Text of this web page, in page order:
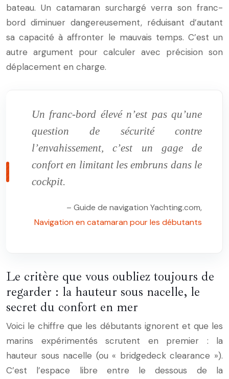
bateau. Un catamaran surchargé verra son franc-
bord diminuer dangereusement, réduisant d’autant
sa capacité à affronter le mauvais temps. C’est un
autre argument pour calculer avec précision son
déplacement en charge.
Un franc-bord élevé n’est pas qu’une
question de sécurité contre
l’envahissement, c’est un gage de
confort en limitant les embruns dans le
cockpit.
– Guide de navigation Yachting.com,
Navigation en catamaran pour les débutants
Le critère que vous oubliez toujours de
regarder : la hauteur sous nacelle, le
secret du confort en mer
Voici le chiffre que les débutants ignorent et que les
marins expérimentés scrutent en premier : la
hauteur sous nacelle (ou « bridgedeck clearance »).
C’est l’espace libre entre le dessous de la